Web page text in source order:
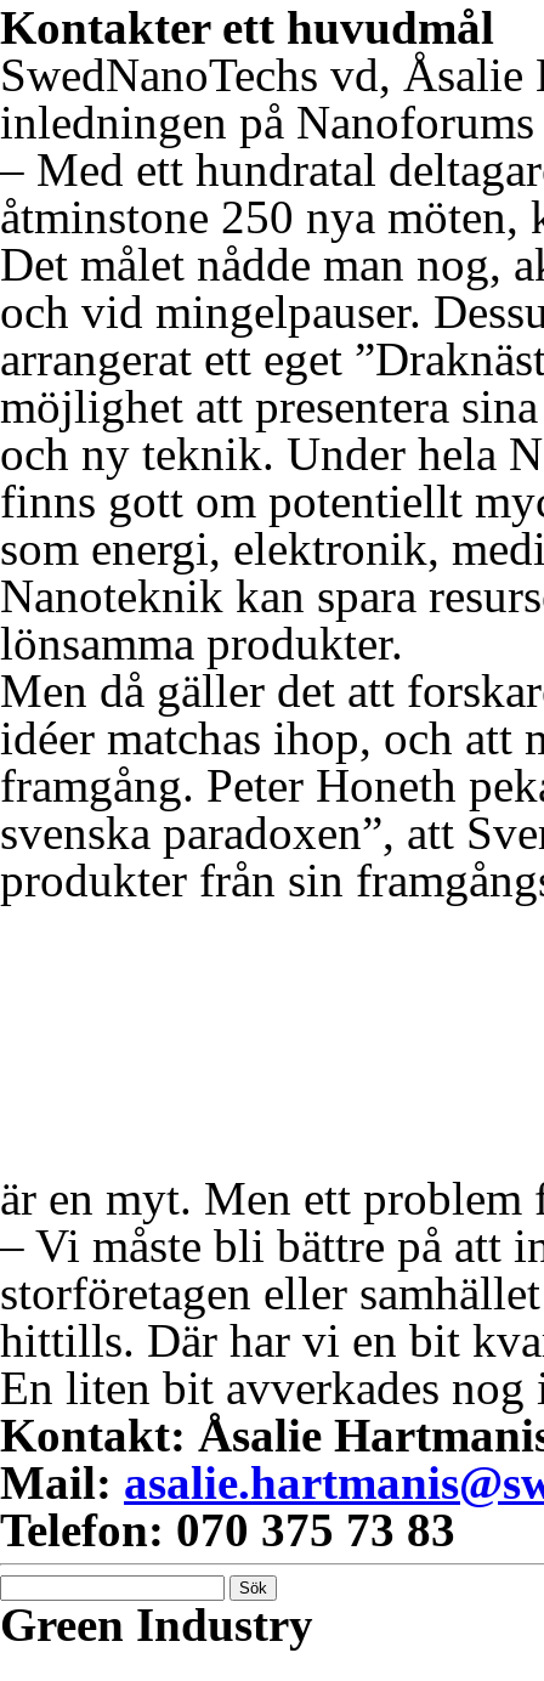
Kontakter ett huvudmål
SwedNanoTechs vd,
inledningen på
– Med ett hundratal
åtminstone 250 nya möten,
Det målet nådde man nog,
och vid mingelpauser.
arrangerat ett eget
möjlighet att presentera
och ny teknik. Under hela
finns gott om potentiellt
som energi, elektronik,
Nanoteknik kan spara
lönsamma produkter.
Men då gäller det att
idéer matchas ihop, och att
framgång. Peter Honeth
svenska paradoxen”, att
produkter från sin
är en myt. Men ett problem
– Vi måste bli bättre på att
storföretagen eller
hittills. Där har vi en bit
En liten bit avverkades
Kontakt: Åsalie
Mail:
Telefon: 070 375 73 83
Sök
efter:
Green Industry